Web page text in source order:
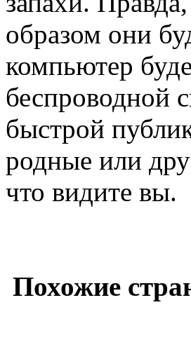
образом они
компьютер
беспроводной
быстрой
родные или
что видите вы.
Похожие